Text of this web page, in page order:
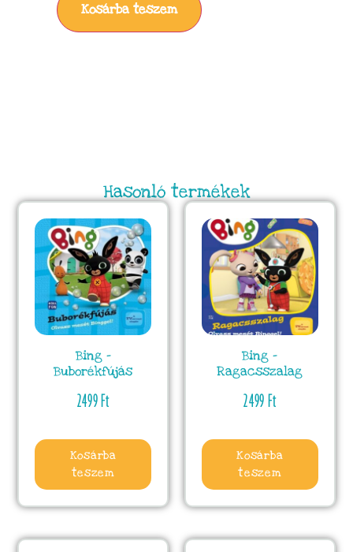
Kosárba teszem
Hasonló termékek
Bing –
Buborékfújás
2499Ft
Kosárba
teszem
Bing –
Ragacsszalag
2499Ft
Kosárba
teszem